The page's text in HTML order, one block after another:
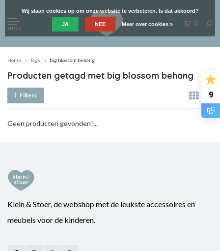
9
MENU
0
Home Tags big blossom behang
Producten getagd met big blossom behang
Filters
Geen producten gevonden!...
Klein & Stoer, de webshop met de leukste accessoires en
meubels voor de kinderen.
Wij slaan cookies op om onze website te verbeteren. Is dat akkoord?
JA NEE Meer over cookies »